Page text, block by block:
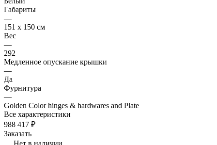
Габариты
—
151 x 150 см
Вес
—
292
Медленное опускание крышки
—
Да
Фурнитура
—
Golden Color hinges & hardwares and Plate
Все характеристики
988 417 ₽
Заказать
Нет в наличии